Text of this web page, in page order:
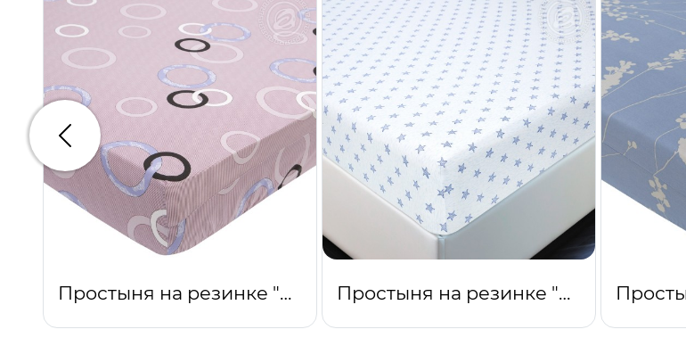
Простыня на резинке "Мелодия" Простыня на резинке "Звезды (голубой)"
Предыдущий